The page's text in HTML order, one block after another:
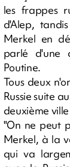
les frappes
d'Alep,
Merkel en
parlé d'une
Poutine.
Tous deux
Russie suite
deuxième
"On ne peut
Merkel, à la
qui va